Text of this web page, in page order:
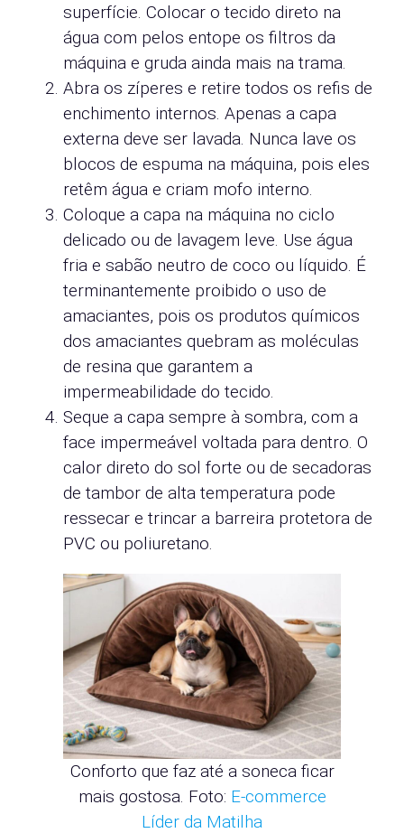
superfície. Colocar o tecido direto na
água com pelos entope os filtros da
máquina e gruda ainda mais na trama.
Abra os zíperes e retire todos os refis de
enchimento internos. Apenas a capa
externa deve ser lavada. Nunca lave os
blocos de espuma na máquina, pois eles
retêm água e criam mofo interno.
Coloque a capa na máquina no ciclo
delicado ou de lavagem leve. Use água
fria e sabão neutro de coco ou líquido. É
terminantemente proibido o uso de
amaciantes, pois os produtos químicos
dos amaciantes quebram as moléculas
de resina que garantem a
impermeabilidade do tecido.
Seque a capa sempre à sombra, com a
face impermeável voltada para dentro. O
calor direto do sol forte ou de secadoras
de tambor de alta temperatura pode
ressecar e trincar a barreira protetora de
PVC ou poliuretano.
Conforto que faz até a soneca ficar
mais gostosa. Foto: E-commerce
Líder da Matilha